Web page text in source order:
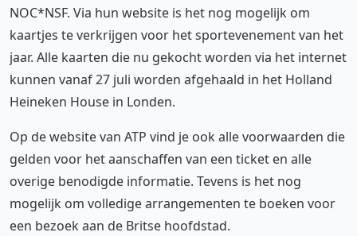
NOC*NSF. Via hun website is het nog mogelijk om
kaartjes te verkrijgen voor het sportevenement van het
jaar. Alle kaarten die nu gekocht worden via het internet
kunnen vanaf 27 juli worden afgehaald in het Holland
Heineken House in Londen.
Op de website van ATP vind je ook alle voorwaarden die
gelden voor het aanschaffen van een ticket en alle
overige benodigde informatie. Tevens is het nog
mogelijk om volledige arrangementen te boeken voor
een bezoek aan de Britse hoofdstad.